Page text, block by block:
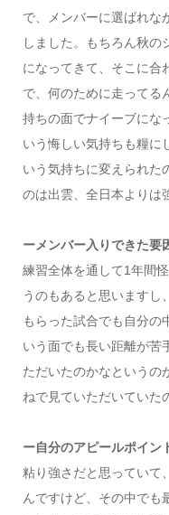
で、メンバーに選ばれな
しました。もちろん秋の
になってきて、そこに合
で、何のために走ってる
持ちの面でナイーブにな
いう悔しい気持ちも糧に
いう気持ちに変えられた
のは出雲、全日本よりは
ーメンバー入りできた要
練習全体を通して1年間
うのもあると思いますし
もらった試合でも自分の
いう面でも長い距離が苦
ただいたのかなというの
ねで見ていただいていた
ー自分のアピールポイン
粘り強さだと思っていて
んですけど、その中でも